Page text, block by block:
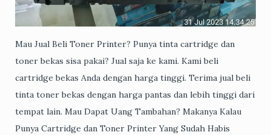
Mau Jual Beli Toner Printer? Punya tinta cartridge dan
toner bekas sisa pakai? Jual saja ke kami. Kami beli
cartridge bekas Anda dengan harga tinggi. Terima jual beli
tinta toner bekas dengan harga pantas dan lebih tinggi dari
tempat lain. Mau Dapat Uang Tambahan? Makanya Kalau
Punya Cartridge dan Toner Printer Yang Sudah Habis